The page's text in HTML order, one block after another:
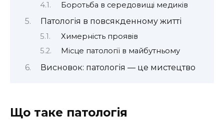
Боротьба в середовищі медиків
Патологія в повсякденному житті
Химерність проявів
Місце патології в майбутньому
Висновок: патологія — це мистецтво
Що таке патологія